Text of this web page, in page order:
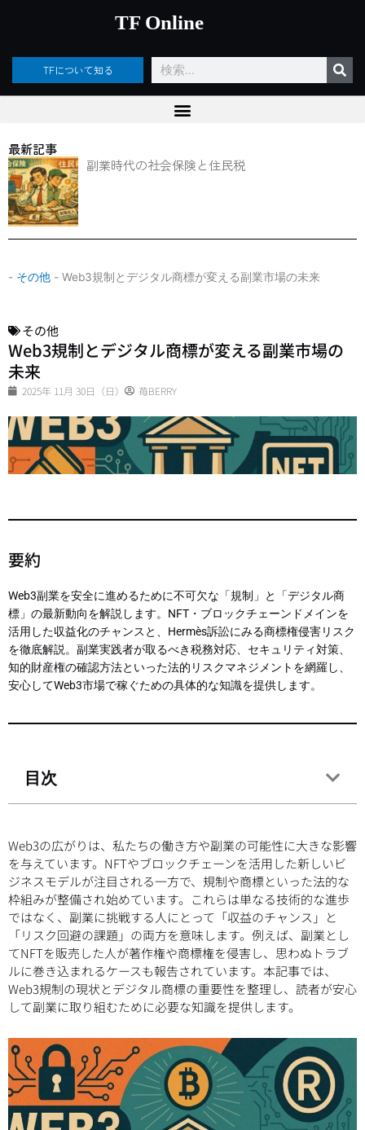
ッ
TF Online
TFについて知る
検
索
最新記事
副業時代の社会保険と住民税
- その他 - Web3規制とデジタル商標が変える副業市場の未来
その他
Web3規制とデジタル商標が変える副業市場の
未来
2025年 11月 30日（日） 苺BERRY
要約
Web3副業を安全に進めるために不可欠な「規制」と「デジタル商
標」の最新動向を解説します。NFT・ブロックチェーンドメインを
活用した収益化のチャンスと、Hermès訴訟にみる商標権侵害リスク
を徹底解説。副業実践者が取るべき税務対応、セキュリティ対策、
知的財産権の確認方法といった法的リスクマネジメントを網羅し、
安心してWeb3市場で稼ぐための具体的な知識を提供します。
目次
Web3の広がりは、私たちの働き方や副業の可能性に大きな影響
を与えています。NFTやブロックチェーンを活用した新しいビ
ジネスモデルが注目される一方で、規制や商標といった法的な
枠組みが整備され始めています。これらは単なる技術的な進歩
ではなく、副業に挑戦する人にとって「収益のチャンス」と
「リスク回避の課題」の両方を意味します。例えば、副業とし
てNFTを販売した人が著作権や商標権を侵害し、思わぬトラブ
ルに巻き込まれるケースも報告されています。本記事では、
Web3規制の現状とデジタル商標の重要性を整理し、読者が安心
して副業に取り組むために必要な知識を提供します。